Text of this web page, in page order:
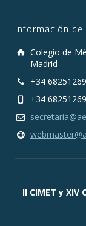
Información
Colegio de
Madrid
+34
+34
II CIMET y XIV